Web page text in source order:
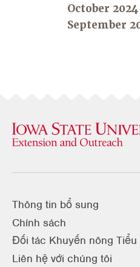
October 2024
September
Thông tin bổ sung
Chính sách
Đối tác Khuyến nông Tiểu
Liên hệ với chúng tôi